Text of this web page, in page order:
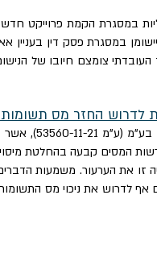
במסגרת הקמת פרוייקט
צומצם חיובו של
לדרוש החזר מס
היתר, בסוגית
את הערעור. משמעות הדברים
אף לדרוש את ניכוי מס